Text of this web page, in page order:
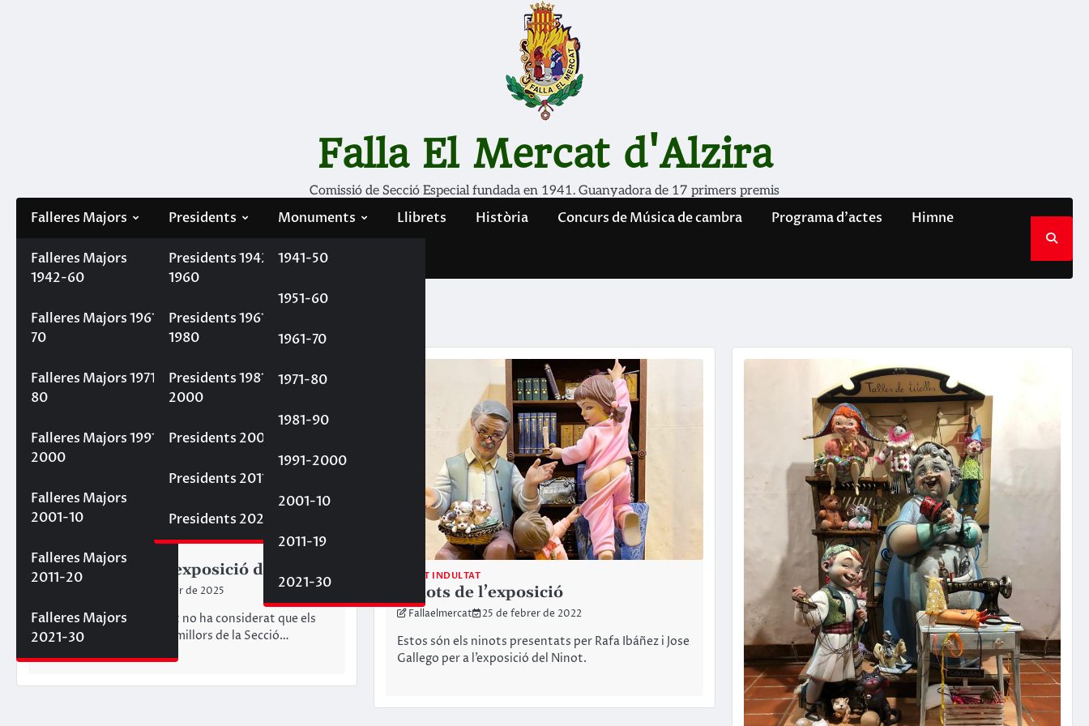
Falla El Mercat d'Alzira
Comissió de Secció Especial fundada en 1941. Guanyadora de 17 primers premis
Falleres Majors
Falleres Majors
1942-60
Falleres Majors 1961-
70
Falleres Majors 1971-
80
Falleres Majors 1991-
2000
Falleres Majors
2001-10
Falleres Majors
2011-20
Falleres Majors
2021-30
Presidents
Presidents 1942-
1960
Presidents 1961-
1980
Presidents 1981-
2000
Presidents 2001-10
Presidents 2011-20
Presidents 2021-30
Monuments
1941-50
1951-60
1961-70
1971-80
1981-90
1991-2000
2001-10
2011-19
2021-30
Llibrets Història Concurs de Música de cambra Programa d’actes Himne
Filà Mercaders
Etiqueta:Exposició del Ninot
EXPOSICIÓ DEL NINOT
Inauguració de l’exposició del ninot
14 de febrer de 2025
No ha hagut sort i el jurat no ha considerat que els
nostres ninots foren els millors de la Secció…
NINOT INDULTAT
Ninots de l’exposició
Fallaelmercat 25 de febrer de 2022
Estos són els ninots presentats per Rafa Ibáñez i Jose
Gallego per a l’exposició del Ninot.